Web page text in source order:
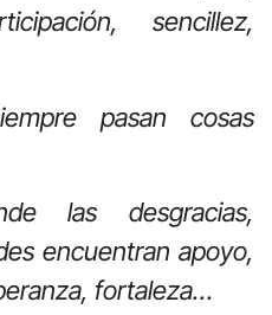
sencillez,
pasan cosas
las desgracias,
encuentran apoyo,
fortaleza…